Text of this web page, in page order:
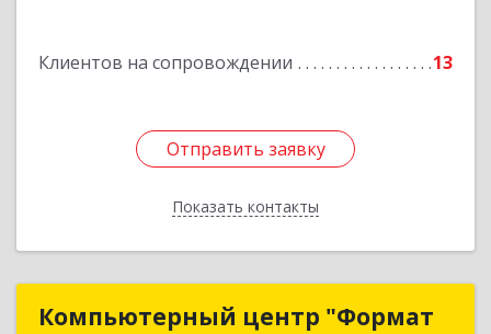
Клиентов на сопровождении 13
Отправить заявку
Показать контакты
Отправить заявку
Назад
Компьютерный центр "Формат
Компьютерный центр "Формат